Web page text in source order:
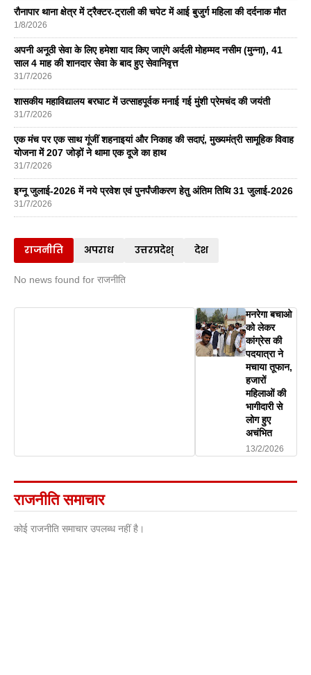
रौनापार थाना क्षेत्र में ट्रैक्टर-ट्राली की चपेट में आई बुजुर्ग महिला की दर्दनाक मौत
1/8/2026
अपनी अनूठी सेवा के लिए हमेशा याद किए जाएंगे अर्दली मोहम्मद नसीम (मुन्ना), 41
साल 4 माह की शानदार सेवा के बाद हुए सेवानिवृत्त
31/7/2026
शासकीय महाविद्यालय बरघाट में उत्साहपूर्वक मनाई गई मुंशी प्रेमचंद की जयंती
31/7/2026
एक मंच पर एक साथ गूंजीं शहनाइयां और निकाह की सदाएं, मुख्यमंत्री सामूहिक विवाह
योजना में 207 जोड़ों ने थामा एक दूजे का हाथ
31/7/2026
इग्नू जुलाई-2026 में नये प्रवेश एवं पुनर्पंजीकरण हेतु अंतिम तिथि 31 जुलाई-2026
31/7/2026
राजनीति अपराध उत्तरप्रदेश् देश
No news found for राजनीति
मनरेगा बचाओ
को लेकर
कांग्रेस की
पदयात्रा ने
मचाया तूफान,
हजारों
महिलाओं की
भागीदारी से
लोग हुए
अचंभित
13/2/2026
राजनीति समाचार
कोई राजनीति समाचार उपलब्ध नहीं है।